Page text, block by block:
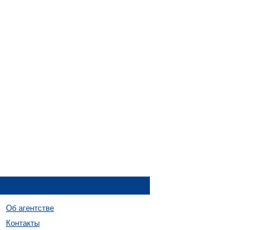
Об агентстве
Контакты